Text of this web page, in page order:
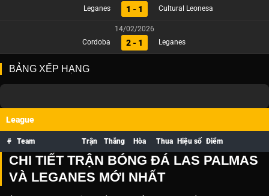
Leganes
1 - 1 Cultural Leonesa
14/02/2026
Cordoba
2 - 1 Leganes
BẢNG XẾP HẠNG
League
# Team Trận Thắng Hòa Thua Hiệu số Điểm
CHI TIẾT TRẬN BÓNG ĐÁ LAS PALMAS
VÀ LEGANES MỚI NHẤT